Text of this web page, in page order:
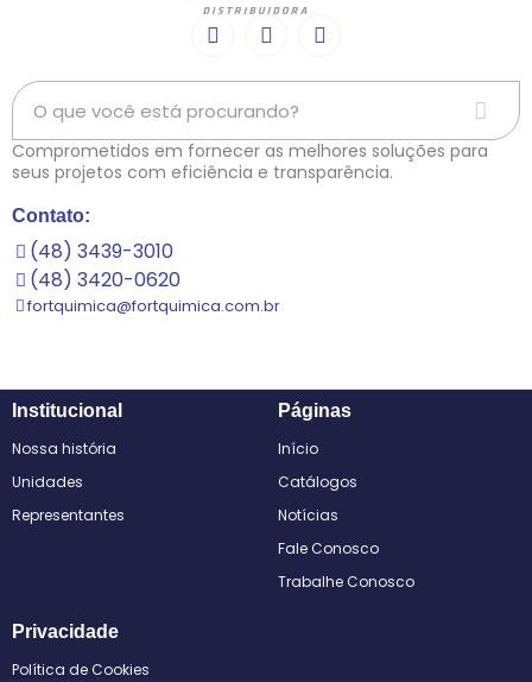
Comprometidos em fornecer as melhores soluções para
seus projetos com eficiência e transparência.
Contato:
(48) 3439-3010
(48) 3420-0620
fortquimica@fortquimica.com.br
Institucional
Nossa história
Unidades
Representantes
Páginas
Início
Catálogos
Notícias
Fale Conosco
Trabalhe Conosco
Privacidade
Política de Cookies